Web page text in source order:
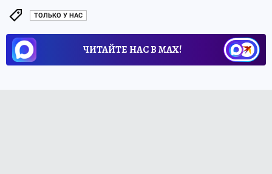
ТОЛЬКО У НАС
ЧИТАЙТЕ НАС В МАХ!